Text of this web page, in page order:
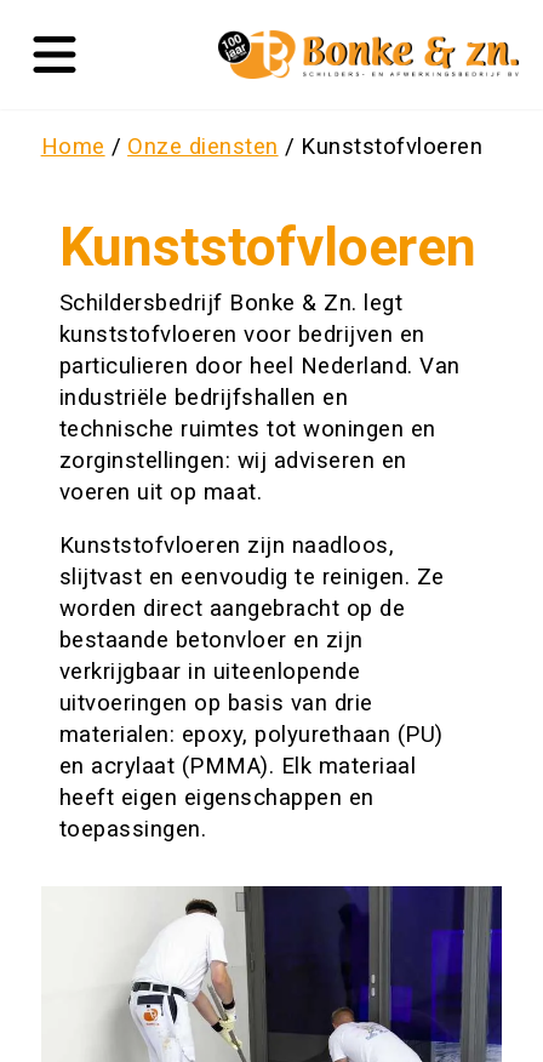
Home Onze diensten Kunststofvloeren
Kunststofvloeren
Schildersbedrijf Bonke & Zn. legt
kunststofvloeren voor bedrijven en
particulieren door heel Nederland. Van
industriële bedrijfshallen en
technische ruimtes tot woningen en
zorginstellingen: wij adviseren en
voeren uit op maat.
Kunststofvloeren zijn naadloos,
slijtvast en eenvoudig te reinigen. Ze
worden direct aangebracht op de
bestaande betonvloer en zijn
verkrijgbaar in uiteenlopende
uitvoeringen op basis van drie
materialen: epoxy, polyurethaan (PU)
en acrylaat (PMMA). Elk materiaal
heeft eigen eigenschappen en
toepassingen.